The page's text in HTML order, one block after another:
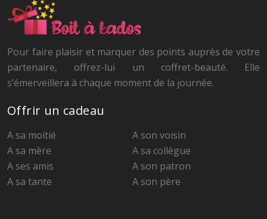
Pour faire plaisir et marquer des points auprès de votre
partenaire, offrez-lui un coffret-beauté. Elle
s’émerveillera à chaque moment de la journée.
Offrir un cadeau
A sa moitié
A sa mère
A ses amis
A sa tante
A son voisin
A sa collègue
A son patron
A son père